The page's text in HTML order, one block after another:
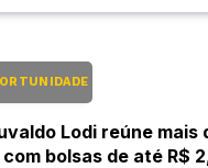
Lodi reúne mais
bolsas de até R$